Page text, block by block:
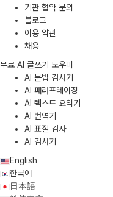
기관 협약 문의
블로그
이용 약관
채용
무료 AI 글쓰기 도우미
AI 문법 검사기
AI 패러프레이징
AI 텍스트 요약기
AI 번역기
AI 표절 검사
AI 검사기
English
한국어
日本語